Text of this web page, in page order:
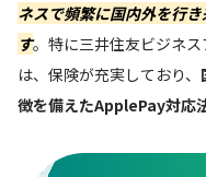
ネスで頻繁に国内外を行
す。特に三井住友ビジネ
は、保険が充実しており、
徴を備えたApplePay対応